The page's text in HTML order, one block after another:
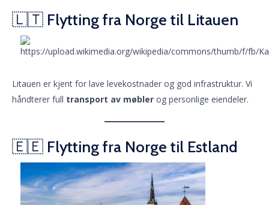
🇱🇹 Flytting fra Norge til Litauen
Litauen er kjent for lave levekostnader og god infrastruktur. Vi
håndterer full transport av møbler og personlige eiendeler.
🇪🇪 Flytting fra Norge til Estland